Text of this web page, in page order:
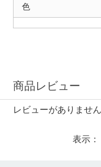
色
商品レビュー
レビューがありません
表示